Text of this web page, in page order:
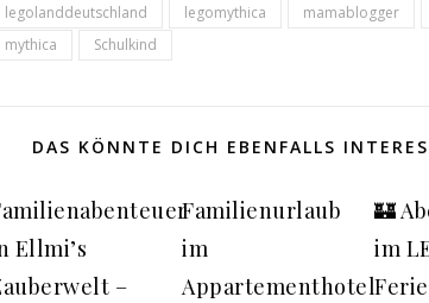
legolanddeutschland
legomythica mamablogger
mythica
Schulkind
DAS KÖNNTE DICH EBENFALLS
Ellmi’s
–
Familienurlaub
im
Appartementhotel
🏰
im